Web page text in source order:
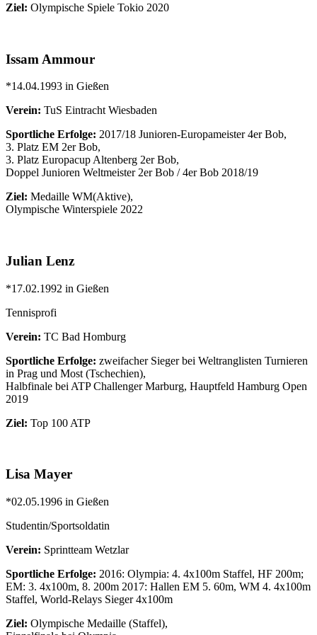
Ziel: Olympische Spiele Tokio 2020
Issam Ammour
*14.04.1993 in Gießen
Verein: TuS Eintracht Wiesbaden
Sportliche Erfolge: 2017/18 Junioren-Europameister 4er Bob,
3. Platz EM 2er Bob,
3. Platz Europacup Altenberg 2er Bob,
Doppel Junioren Weltmeister 2er Bob / 4er Bob 2018/19
Ziel: Medaille WM(Aktive),
Olympische Winterspiele 2022
Julian Lenz
*17.02.1992 in Gießen
Tennisprofi
Verein: TC Bad Homburg
Sportliche Erfolge: zweifacher Sieger bei Weltranglisten Turnieren
in Prag und Most (Tschechien),
Halbfinale bei ATP Challenger Marburg, Hauptfeld Hamburg Open
2019
Ziel: Top 100 ATP
Lisa Mayer
*02.05.1996 in Gießen
Studentin/Sportsoldatin
Verein: Sprintteam Wetzlar
Sportliche Erfolge: 2016: Olympia: 4. 4x100m Staffel, HF 200m;
EM: 3. 4x100m, 8. 200m 2017: Hallen EM 5. 60m, WM 4. 4x100m
Staffel, World-Relays Sieger 4x100m
Ziel: Olympische Medaille (Staffel),